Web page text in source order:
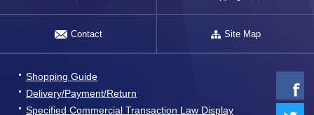
Contact Site Map
Shopping Guide
Delivery/Payment/Return
Specified Commercial Transaction Law Display